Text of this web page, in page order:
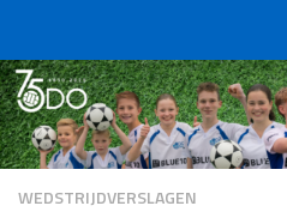
WEDSTRIJDVERSLAGEN